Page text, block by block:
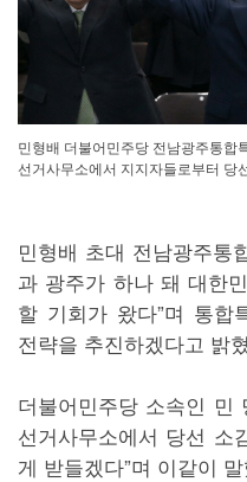
민형배 더불어민주당 전남광주통합
선거사무소에서 지지자들로부터 당
민형배 초대 전남광주통
과 광주가 하나 돼 대한
할 기회가 왔다”며 통합
전략을 추진하겠다고 밝
더불어민주당 소속인 민
선거사무소에서 당선 소
게 받들겠다”며 이같이